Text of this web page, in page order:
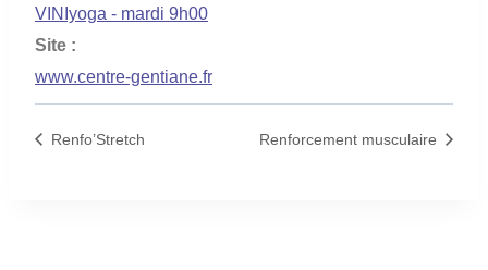
VINIyoga - mardi 9h00
Site :
www.centre-gentiane.fr
Renfo’Stretch Renforcement musculaire